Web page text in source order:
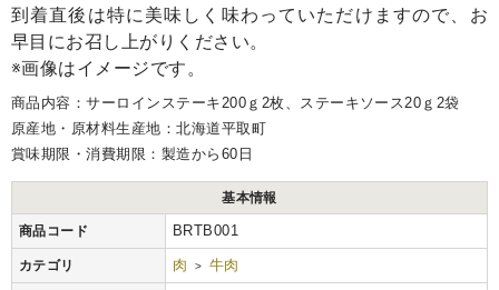
到着直後は特に美味しく味わっていただけますので、お
早目にお召し上がりください。
※画像はイメージです。
商品内容：サーロインステーキ200ｇ2枚、ステーキソース20ｇ2袋
原産地・原材料生産地：北海道平取町
賞味期限・消費期限：製造から60日
基本情報
商品コード BRTB001
カテゴリ 肉 > 牛肉